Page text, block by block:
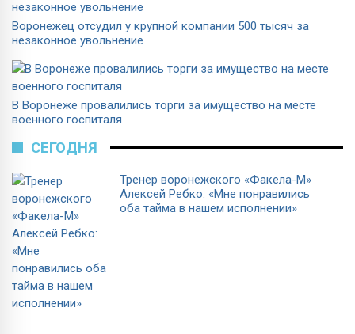
Воронежец отсудил у крупной компании 500 тысяч за
незаконное увольнение
В Воронеже провалились торги за имущество на месте
военного госпиталя
СЕГОДНЯ
Тренер воронежского «Факела-М»
Алексей Ребко: «Мне понравились
оба тайма в нашем исполнении»